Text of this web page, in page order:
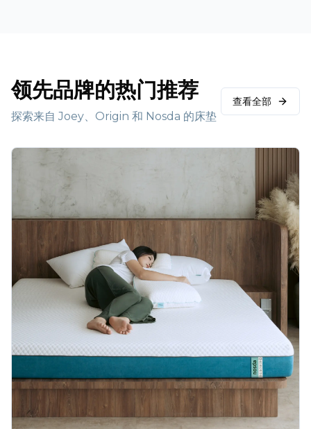
领先品牌的热门推荐
探索来自 Joey、Origin 和 Nosda 的床垫
查看全部